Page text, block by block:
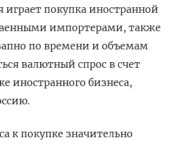
играет покупка иностранной
импортерами, также
по времени и объемам
валютный спрос в счет
иностранного бизнеса,
к покупке значительно